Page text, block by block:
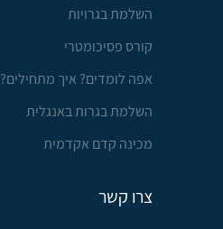
השלמת בגרויות
קורס פסיכומטרי
אפה לומדים? איך מתחילים?
השלמת בגרות באנגלית
מכינה קדם אקדמית
צרו קשר